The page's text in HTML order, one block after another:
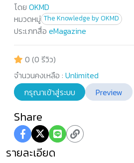
โดย OKMD
หมวดหมู่ The Knowledge by OKMD
ประเภทสื่อ eMagazine
0 (0 รีวิว)
จำนวนคงเหลือ : Unlimited
กรุณาเข้าสู่ระบบ
Preview
Share
รายละเอียด